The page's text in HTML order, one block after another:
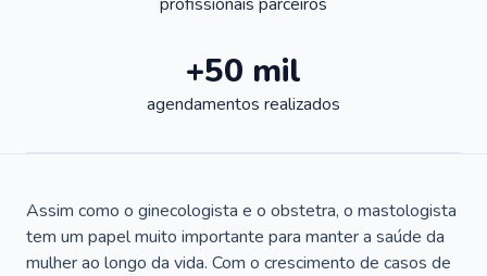
+50 mil
agendamentos realizados
Assim como o ginecologista e o obstetra, o mastologista
tem um papel muito importante para manter a saúde da
mulher ao longo da vida. Com o crescimento de casos de